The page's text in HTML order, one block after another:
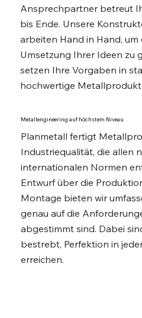
Metallengineering auf höchstem Niveau
Planmetall fertigt
Industriequalität, die allen
internationalen Normen
Entwurf über die
Montage bieten wir
genau auf die
abgestimmt sind. Dabei
bestrebt, Perfektion in
erreichen.
Ansprechpartner betreut
bis Ende. Unsere
arbeiten Hand in Hand,
Umsetzung Ihrer Ideen zu
setzen Ihre Vorgaben in
hochwertige